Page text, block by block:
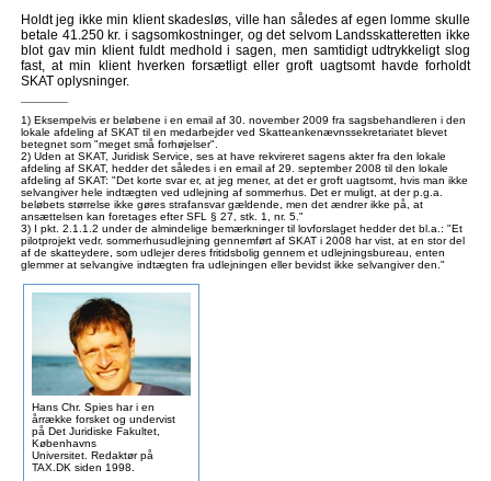
Holdt jeg ikke min klient skadesløs, ville han således af egen lomme skulle
betale 41.250 kr. i sagsomkostninger, og det selvom Landsskatteretten ikke
blot gav min klient fuldt medhold i sagen, men samtidigt udtrykkeligt slog
fast, at min klient hverken forsætligt eller groft uagtsomt havde forholdt
SKAT oplysninger.
1) Eksempelvis er beløbene i en email af 30. november 2009 fra sagsbehandleren i den
lokale afdeling af SKAT til en medarbejder ved Skatteankenævnssekretariatet blevet
betegnet som "meget små forhøjelser".
2) Uden at SKAT, Juridisk Service, ses at have rekvireret sagens akter fra den lokale
afdeling af SKAT, hedder det således i en email af 29. september 2008 til den lokale
afdeling af SKAT: "Det korte svar er, at jeg mener, at det er groft uagtsomt, hvis man ikke
selvangiver hele indtægten ved udlejning af sommerhus. Det er muligt, at der p.g.a.
beløbets størrelse ikke gøres strafansvar gældende, men det ændrer ikke på, at
ansættelsen kan foretages efter SFL § 27, stk. 1, nr. 5."
3) I pkt. 2.1.1.2 under de almindelige bemærkninger til lovforslaget hedder det bl.a.: "Et
pilotprojekt vedr. sommerhusudlejning gennemført af SKAT i 2008 har vist, at en stor del
af de skatteydere, som udlejer deres fritidsbolig gennem et udlejningsbureau, enten
glemmer at selvangive indtægten fra udlejningen eller bevidst ikke selvangiver den."
Hans Chr. Spies har i en
årrække forsket og undervist
på Det Juridiske Fakultet,
Københavns
Universitet. Redaktør på
TAX.DK siden 1998.